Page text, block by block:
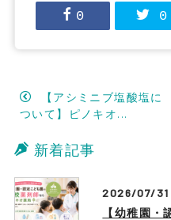
0 0
【アシミニブ塩酸塩に
ついて】ピノキオ...
新着記事
2026/07/31
【幼稚園・